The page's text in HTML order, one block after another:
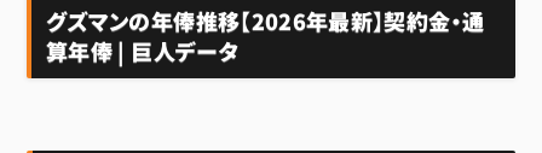
グズマンの年俸推移【2026年最新】契約金・通
算年俸 | 巨人データ